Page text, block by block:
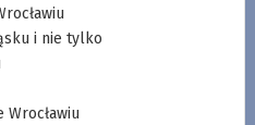
i nie tylko